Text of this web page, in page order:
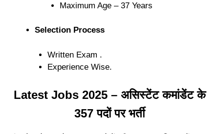
Maximum Age – 37 Years
Selection Process
Written Exam .
Experience Wise.
Latest Jobs 2025 – असिस्टेंट कमांडेंट के
357 पदों पर भर्ती